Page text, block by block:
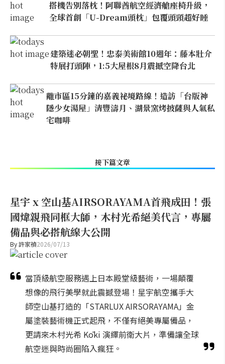
搭機告別落枕！阿聯酋航空經濟艙座椅升級，
全球首創「U-Dream頭枕」包覆頭頸超好睡
建築迷必朝聖！忠泰美術館10週年：藤本壯介
特展打頭陣，1:5大屋根8月震撼空降台北
離市區15分鐘的嘉義祕境路線！造訪「台版神
隱少女湯屋」清豐濤月、湖景窯烤披薩與人氣私
宅咖啡
接下篇文章
星宇 x 空山基AIRSORAYAMA首飛成田！張
國煒親飛同框大師，木村光希絕美代言，專屬
備品與必搭航線大公開
By許家禎2026/07/13
當頂級航空服務遇上日本殿堂級藝術，一場顛覆
想像的飛行美學就此震撼登場！星宇航空攜手大
師空山基打造的「STARLUX AIRSORAYAMA」金
屬塗裝藝術機正式起飛，不僅有絕美專屬備品，
更請來木村光希 Kōki 演繹前衛大片，準備讓全球
航空迷與時尚圈陷入瘋狂。